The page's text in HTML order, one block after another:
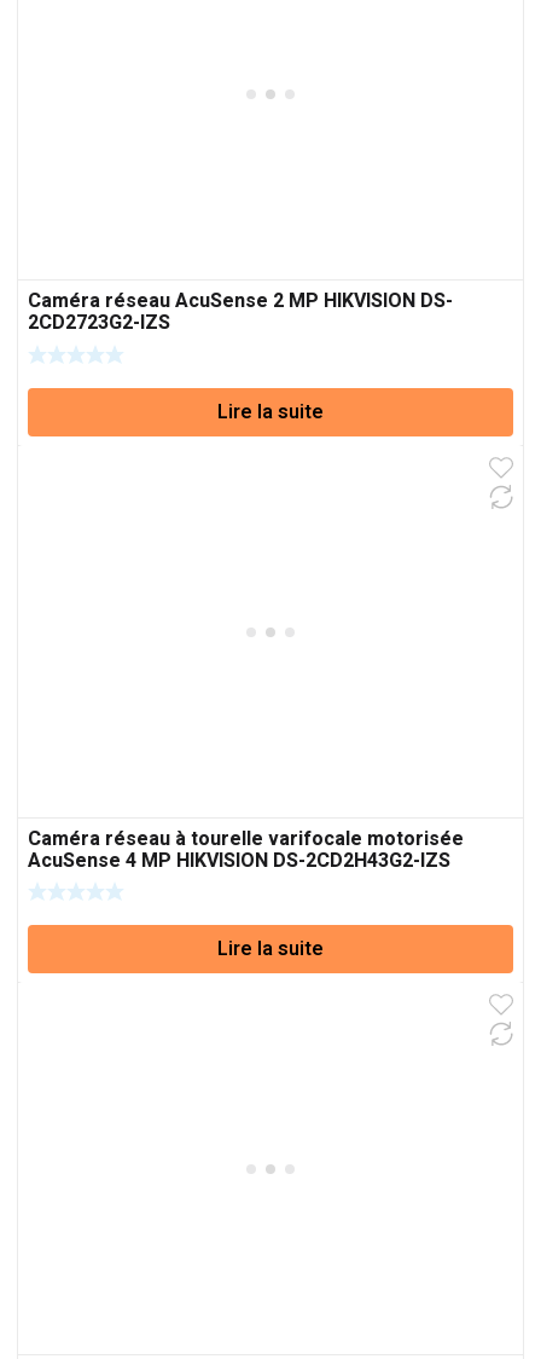
Caméra réseau AcuSense 2 MP HIKVISION DS-
2CD2723G2-IZS
Lire la suite
Caméra réseau à tourelle varifocale motorisée
AcuSense 4 MP HIKVISION DS-2CD2H43G2-IZS
Lire la suite